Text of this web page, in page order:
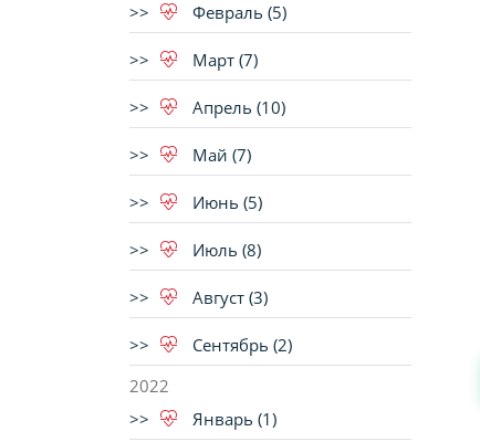
Февраль (5)
Март (7)
Апрель (10)
Май (7)
Июнь (5)
Июль (8)
Август (3)
Сентябрь (2)
2022
Январь (1)